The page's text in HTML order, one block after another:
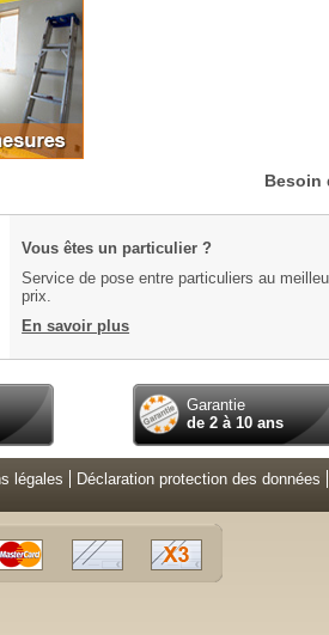
Besoin
Vous êtes un particulier ?
Service de pose entre particuliers au
prix.
En savoir plus
Garantie
de 2 à 10 ans
légales
Déclaration protection des données